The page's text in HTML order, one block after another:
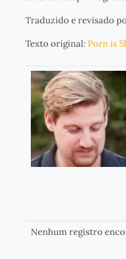
Traduzido e revisado
Texto original:Porn is
Nenhum registro